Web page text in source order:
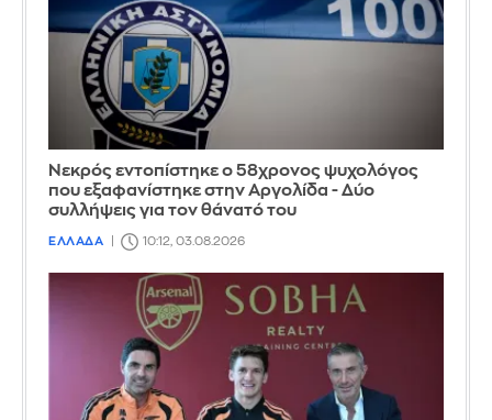
Νεκρός εντοπίστηκε ο 58χρονος ψυχολόγος
που εξαφανίστηκε στην Αργολίδα - Δύο
συλλήψεις για τον θάνατό του
ΕΛΛΑΔΑ 10:12, 03.08.2026